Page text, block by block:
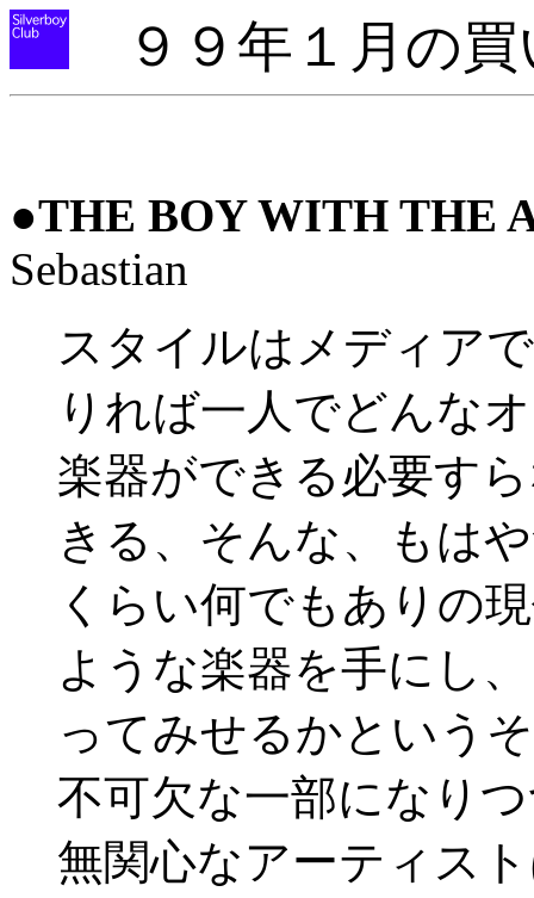
９９年１月の買
●THE BOY WITH THE
Sebastian
スタイルはメディア
りれば一人でどんな
楽器ができる必要す
きる、そんな、もは
くらい何でもありの
ような楽器を手にし
ってみせるかという
不可欠な一部になり
無関心なアーティス